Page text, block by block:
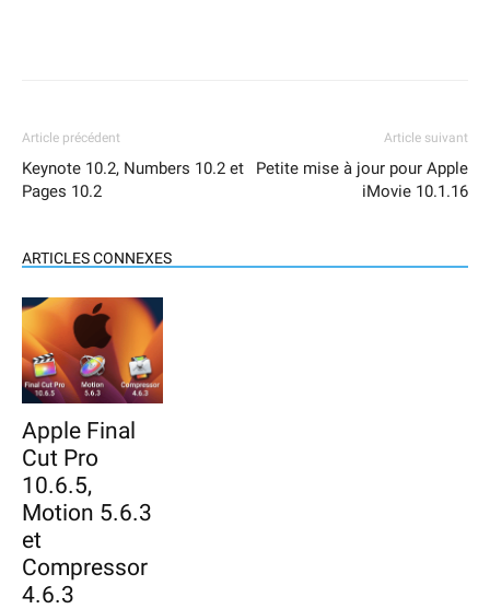
Article précédent
Keynote 10.2, Numbers 10.2 et
Pages 10.2
Article suivant
Petite mise à jour pour Apple
iMovie 10.1.16
ARTICLES CONNEXES
Apple Final
Cut Pro
10.6.5,
Motion 5.6.3
et
Compressor
4.6.3